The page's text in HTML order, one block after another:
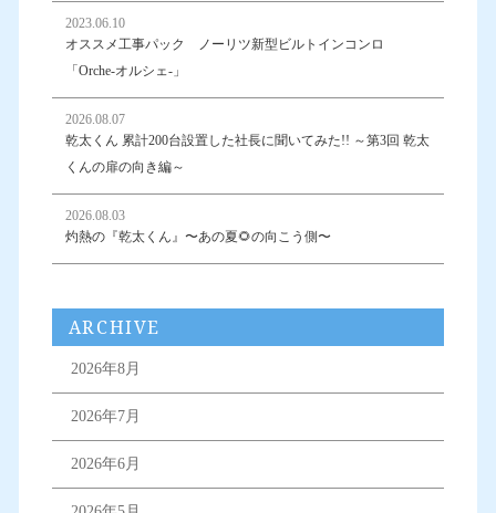
2023.06.10
オススメ工事パック ノーリツ新型ビルトインコンロ
「Orche-オルシェ-」
2026.08.07
乾太くん 累計200台設置した社長に聞いてみた!! ～第3回 乾太
くんの扉の向き編～
2026.08.03
灼熱の『乾太くん』〜あの夏🌻の向こう側〜
ARCHIVE
2026年8月
2026年7月
2026年6月